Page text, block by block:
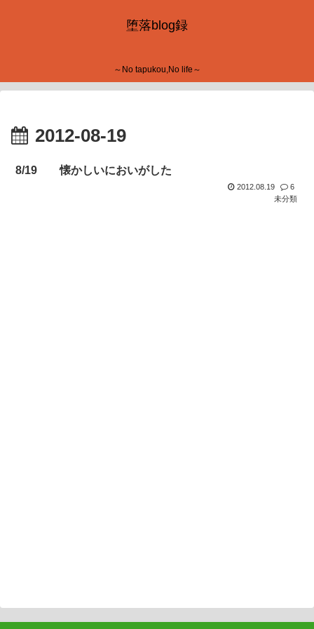
堕落blog録
～No tapukou,No life～
2012-08-19
8/19 懐かしいにおいがした
2012.08.19
6
未分類